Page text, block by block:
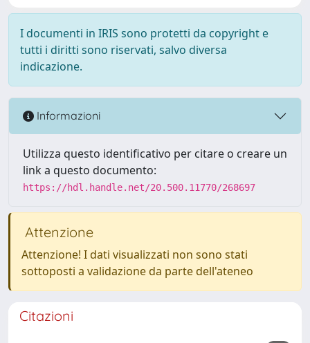
I documenti in IRIS sono protetti da copyright e
tutti i diritti sono riservati, salvo diversa
indicazione.
Informazioni
Utilizza questo identificativo per citare o creare un
link a questo documento:
https://hdl.handle.net/20.500.11770/268697
Attenzione
Attenzione! I dati visualizzati non sono stati
sottoposti a validazione da parte dell'ateneo
Citazioni